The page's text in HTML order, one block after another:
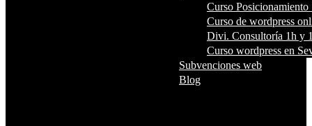
Curso Posicionamiento
Curso de wordpress
Divi. Consultoría 1h y
Curso wordpress en
Subvenciones web
Blog